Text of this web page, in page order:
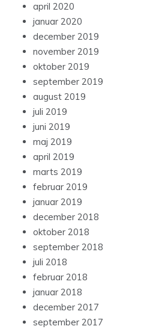
april 2020
januar 2020
december 2019
november 2019
oktober 2019
september 2019
august 2019
juli 2019
juni 2019
maj 2019
april 2019
marts 2019
februar 2019
januar 2019
december 2018
oktober 2018
september 2018
juli 2018
februar 2018
januar 2018
december 2017
september 2017